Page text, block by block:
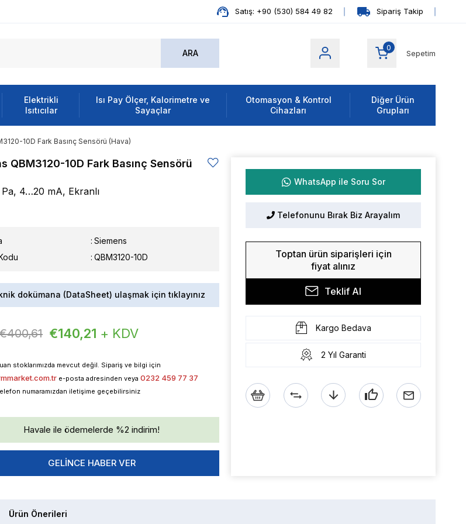
Satış: +90 (530) 584 49 82 Sipariş Takip
Sepetim
0
Elektrikli
Isıtıcılar
Isı Pay Ölçer, Kalorimetre ve
Sayaçlar
Otomasyon & Kontrol
Cihazları
Diğer Ürün
Grupları
10D Fark Basınç Sensörü (Hava)
QBM3120-10D Fark Basınç Sensörü
4…20 mA, Ekranlı
: Siemens
QBM3120-10D
dokümana (DataSheet) ulaşmak için tıklayınız
€400,61 €140,21 + KDV
stoklarımızda mevcut değil. Sipariş ve bilgi için
e-posta adresinden veya 0232 459 77 37
numaramızdan iletişime geçebilirsiniz
Havale ile ödemelerde %2 indirim!
GELINCE HABER VER
WhatsApp ile Soru Sor
Telefonunu Bırak Biz Arayalım
Toptan ürün siparişleri için
fiyat alınız
Teklif Al
Kargo Bedava
2 Yıl Garanti
Ürün Önerileri